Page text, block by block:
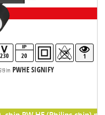
230 20 1
lmPWHE SIGNIFY